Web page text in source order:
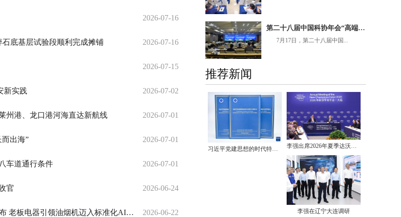
第二十八届中国科协年会“高端装备关键零部件材料”专题论坛在呼和浩特召开
7月17日，第二十八届中国...
推荐新闻
习近平党建思想的时代特质与世界意义智库报告发布
李强在辽宁大连调研
2026-07-16
2026-07-16
底基层试验段顺利完成摊铺
2026-07-15
2026-07-02
新实践
2026-07-01
州港、龙口港河海直达新航线
2026-07-01
出海”
2026-07-01
车道通行条件
2026-06-24
官
2026-06-22
行业首份《人工智能（AI）大吸力吸油烟机技术规范》正式发布 老板电器引领油烟机迈入标准化AI新时代